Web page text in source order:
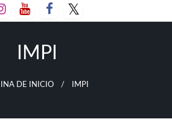
IMPI
DE INICIO IMPI